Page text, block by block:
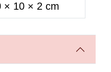
× 10 × 2 cm